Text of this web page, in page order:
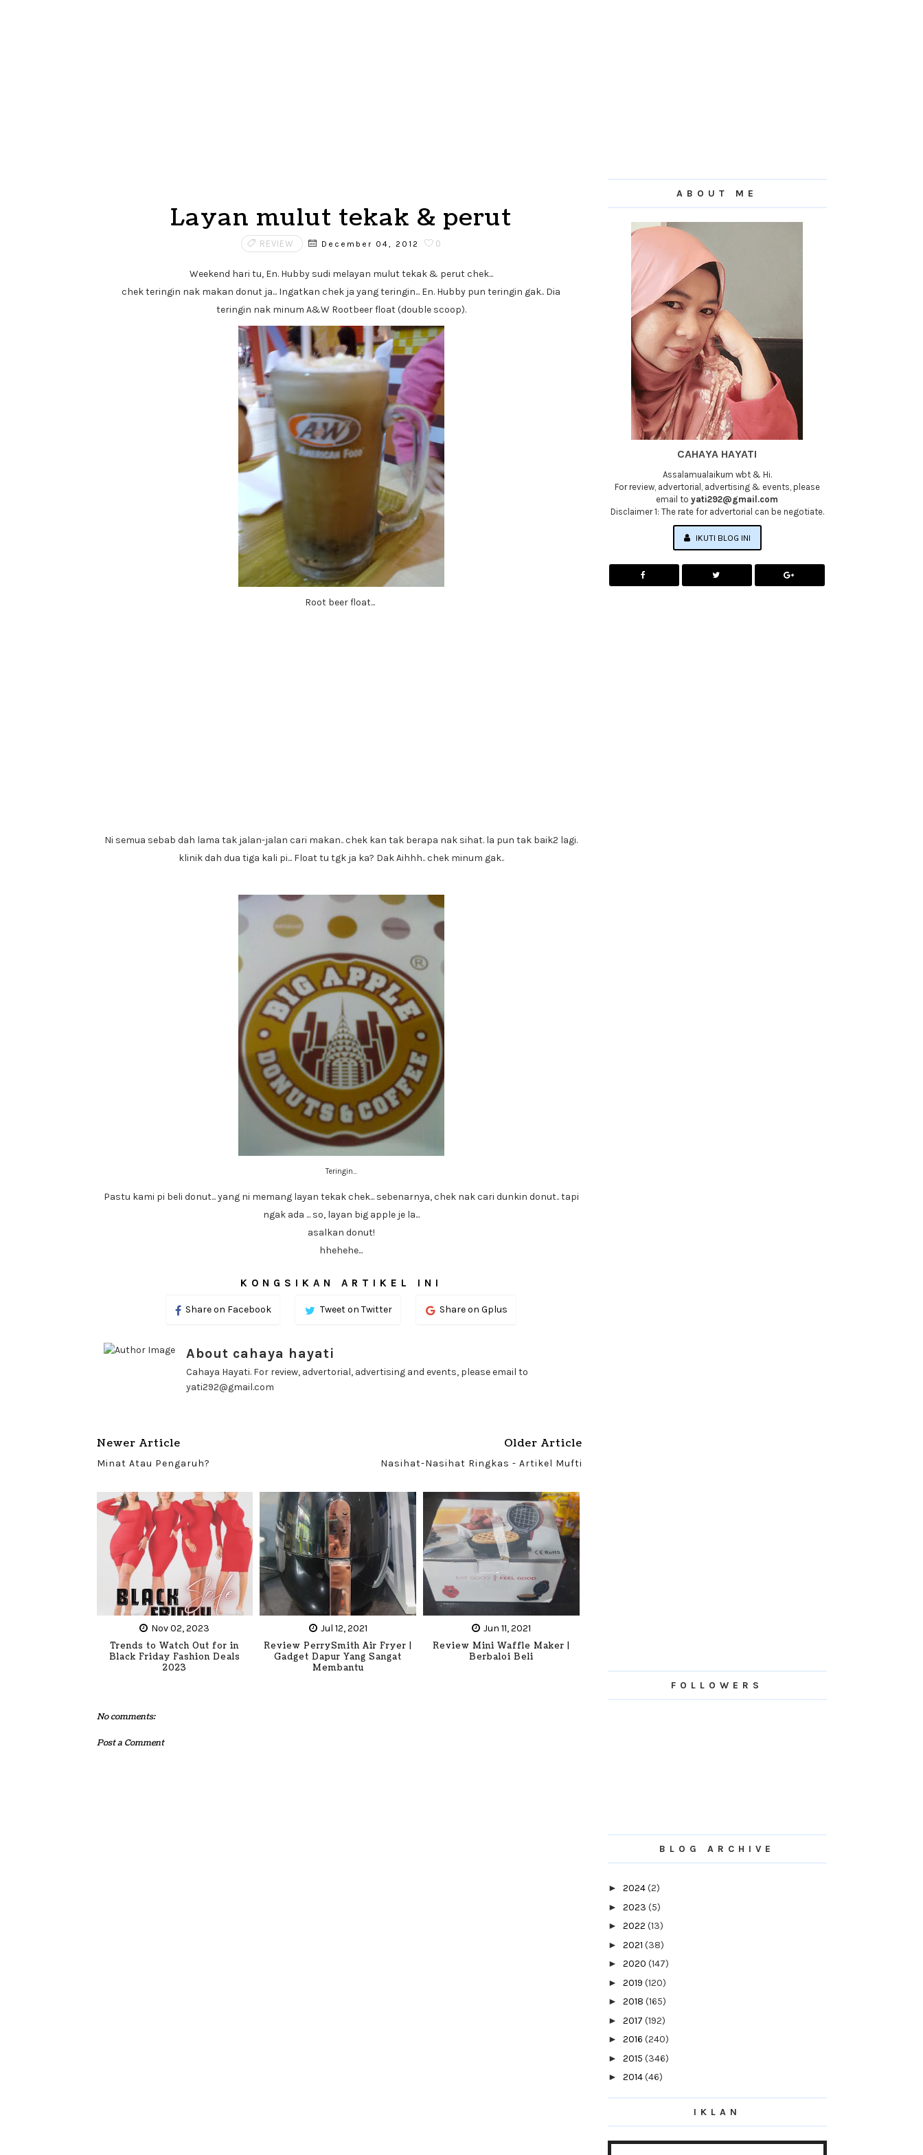
Layan mulut tekak & perut
REVIEW December 04, 2012 0
Weekend hari tu, En. Hubby sudi melayan mulut tekak & perut chek...
chek teringin nak makan donut ja... Ingatkan chek ja yang teringin... En. Hubby pun teringin gak.. Dia
teringin nak minum A&W Rootbeer float (double scoop).
Root beer float...
Ni semua sebab dah lama tak jalan-jalan cari makan.. chek kan tak berapa nak sihat. la pun tak baik2 lagi.
klinik dah dua tiga kali pi... Float tu tgk ja ka? Dak Aihhh.. chek minum gak..
Teringin...
Pastu kami pi beli donut... yang ni memang layan tekak chek... sebenarnya, chek nak cari dunkin donut.. tapi
ngak ada ... so, layan big apple je la...
asalkan donut!
hhehehe...
KONGSIKAN ARTIKEL INI
Share on Facebook Tweet on Twitter Share on Gplus
About cahaya hayati
Cahaya Hayati. For review, advertorial, advertising and events, please email to
yati292@gmail.com
Newer Article
Minat Atau Pengaruh?
Older Article
Nasihat-Nasihat Ringkas - Artikel Mufti
Nov 02, 2023
Trends to Watch Out for in
Black Friday Fashion Deals
2023
Jul 12, 2021
Review PerrySmith Air Fryer |
Gadget Dapur Yang Sangat
Membantu
Jun 11, 2021
Review Mini Waffle Maker |
Berbaloi Beli
No comments:
Post a Comment
ABOUT ME
CAHAYA HAYATI
Assalamualaikum wbt & Hi.
For review, advertorial, advertising & events, please
email toyati292@gmail.com
Disclaimer 1: The rate for advertorial can be negotiate.
IKUTI BLOG INI
FOLLOWERS
BLOG ARCHIVE
► 2024(2)
► 2023 (5)
► 2022 (13)
► 2021 (38)
► 2020 (147)
► 2019 (120)
► 2018 (165)
► 2017 (192)
► 2016 (240)
► 2015 (346)
► 2014(46)
►2013(154)
2013
IKLAN